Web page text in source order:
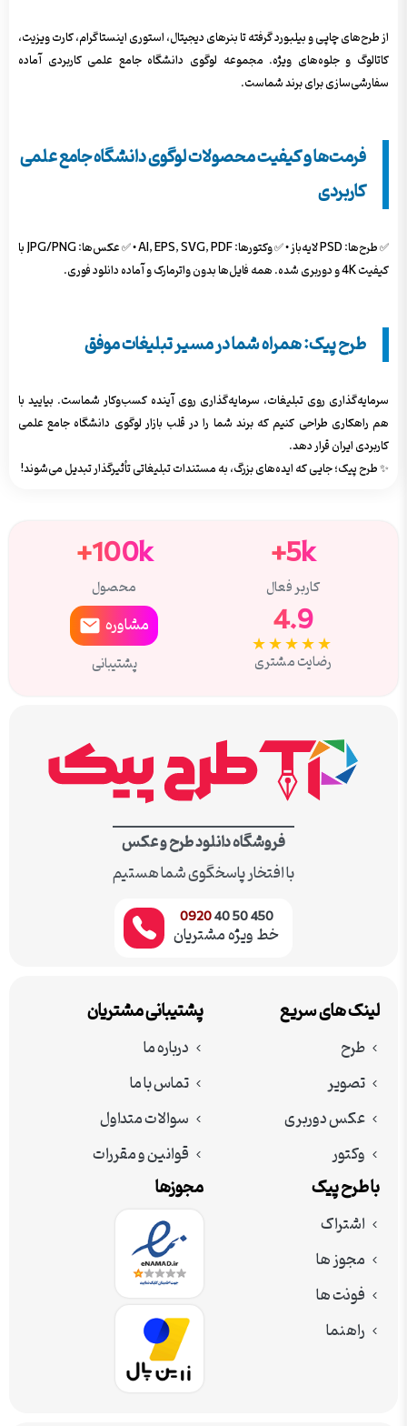
از طرح‌های چاپی و بیلبورد گرفته تا بنرهای دیجیتال، استوری اینستاگرام، کارت ویزیت،
کاتالوگ و جلوه‌های ویژه. مجموعه لوگوی دانشگاه جامع علمی کاربردی آماده
سفارشی‌سازی برای برند شماست.
فرمت‌ها و کیفیت محصولات لوگوی دانشگاه جامع علمی
کاربردی
✅ طرح‌ها: PSD لایه‌باز • ✅ وکتورها: AI, EPS, SVG, PDF • ✅ عکس‌ها: JPG/PNG با
کیفیت 4K و دوربری شده. همه فایل‌ها بدون واترمارک و آماده دانلود فوری.
طرح پیک: همراه شما در مسیر تبلیغات موفق
سرمایه‌گذاری روی تبلیغات، سرمایه‌گذاری روی آینده کسب‌وکار شماست. بیایید با
هم راهکاری طراحی کنیم که برند شما را در قلب بازار لوگوی دانشگاه جامع علمی
کاربردی ایران قرار دهد.
✨ طرح پیک؛ جایی که ایده‌های بزرگ، به مستندات تبلیغاتی تأثیرگذار تبدیل می‌شوند!
5k+
کاربر فعال
100k+
محصول
4.9
★★★★★
رضایت مشتری
مشاوره
پشتیبانی
فروشگاه دانلود طرح و عکس
با افتخار پاسخگوی شما هستیم
450 50 40
0920
خط ویژه مشتریان
لینک های سریع
طرح
تصویر
عکس دوربری
وکتور
پشتیبانی مشتریان
درباره ما
تماس با ما
سوالات متداول
قوانین و مقررات
با طرح پیک
اشتراک
مجوز ها
فونت ها
راهنما
مجوزها